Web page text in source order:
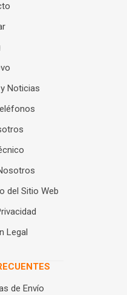
Noticias
del Sitio Web
Legal
de Envío